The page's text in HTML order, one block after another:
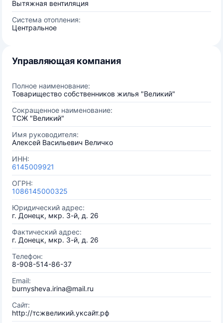
Вытяжная вентиляция
Система отопления:
Центральное
Управляющая компания
Полное наименование:
Товарищество собственников жилья "Великий"
Сокращенное наименование:
ТСЖ "Великий"
Имя руководителя:
Алексей Васильевич Величко
ИНН:
6145009921
ОГРН:
1086145000325
Юридический адрес:
г. Донецк, мкр. 3-й, д. 26
Фактический адрес:
г. Донецк, мкр. 3-й, д. 26
Телефон:
8-908-514-86-37
Email:
burnysheva.irina@mail.ru
Сайт:
http://тсжвеликий.уксайт.рф